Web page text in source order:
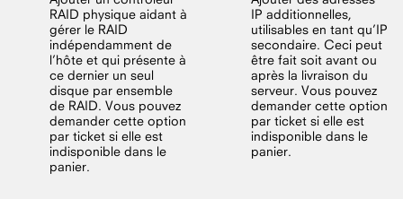
RAID physique aidant à
gérer le RAID
indépendamment de
l’hôte et qui présente à
ce dernier un seul
disque par ensemble
de RAID. Vous pouvez
demander cette option
par ticket si elle est
indisponible dans le
panier.
IP additionnelles,
utilisables en tant qu’IP
secondaire. Ceci peut
être fait soit avant ou
après la livraison du
serveur. Vous pouvez
demander cette option
par ticket si elle est
indisponible dans le
panier.